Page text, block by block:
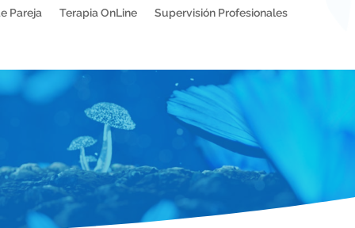
Pareja Terapia OnLine Supervisión Profesionales